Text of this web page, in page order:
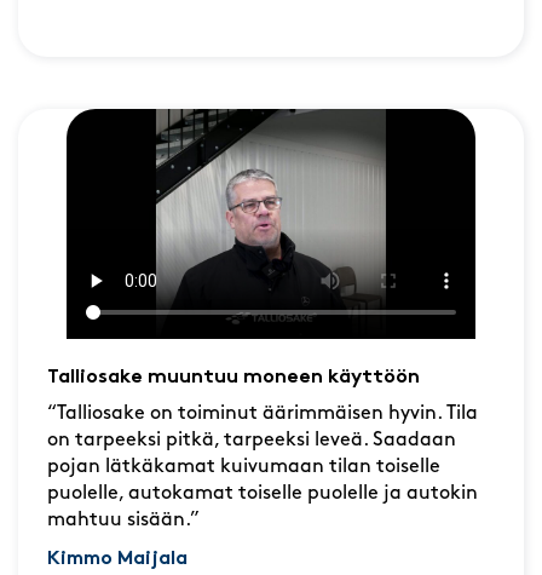
Talliosake muuntuu moneen käyttöön
“Talliosake on toiminut äärimmäisen hyvin. Tila
on tarpeeksi pitkä, tarpeeksi leveä. Saadaan
pojan lätkäkamat kuivumaan tilan toiselle
puolelle, autokamat toiselle puolelle ja autokin
mahtuu sisään.”
Kimmo Maijala